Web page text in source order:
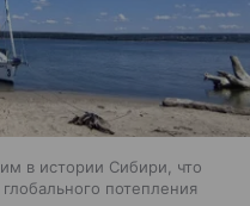
в истории Сибири, что
потепления